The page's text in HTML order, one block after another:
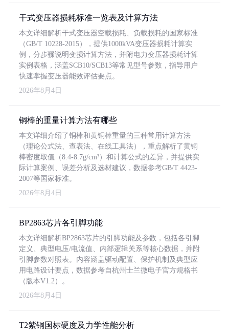
干式变压器损耗标准一览表及计算方法
本文详细解析干式变压器空载损耗、负载损耗的国家标准
（GB/T 10228-2015），提供1000kVA变压器损耗计算实
例，分步骤说明变损计算方法，并附电力变压器损耗计算
实例表格，涵盖SCB10/SCB13等常见型号参数，指导用户
快速掌握变压器能效评估要点。
2026年8月4日
铜棒的重量计算方法有哪些
本文详细介绍了铜棒和黄铜棒重量的三种常用计算方法
（理论公式法、查表法、在线工具法），重点解析了黄铜
棒密度取值（8.4-8.7g/cm³）和计算公式的差异，并提供实
际计算案例、误差分析及选材建议，数据参考GB/T 4423-
2007等国家标准。
2026年8月4日
BP2863芯片各引脚功能
本文详细解析BP2863芯片的引脚功能及参数，包括各引脚
定义、典型电压/电流值、内部逻辑关系等核心数据，并附
引脚参数对照表。内容涵盖驱动配置、保护机制及典型应
用电路设计要点，数据参考自杭州士兰微电子官方规格书
（版本V1.2）。
2026年8月4日
T2紫铜国标硬度及力学性能分析